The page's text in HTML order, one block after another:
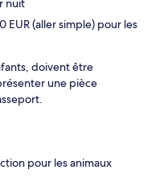
nuit
EUR (aller simple) pour les
doivent être
une pièce
pour les animaux